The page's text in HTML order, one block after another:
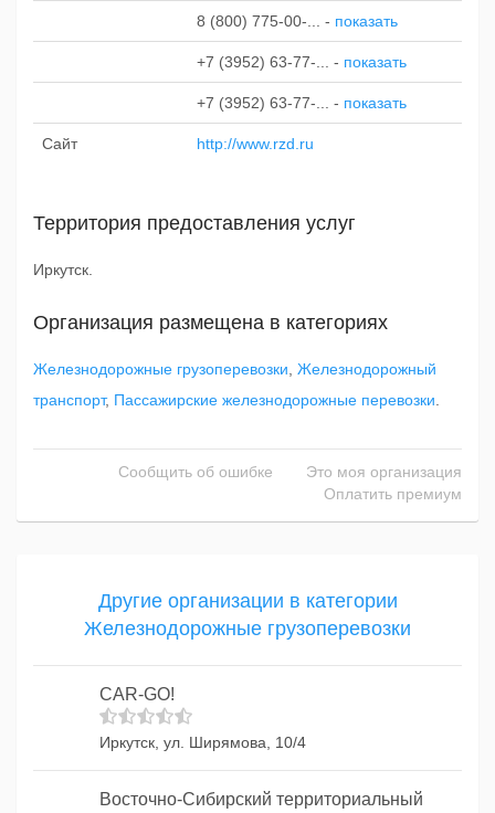
8 (800) 775-00-... - показать
+7 (3952) 63-77-... - показать
+7 (3952) 63-77-... - показать
Сайт http://www.rzd.ru
Территория предоставления услуг
Иркутск.
Организация размещена в категориях
Железнодорожные грузоперевозки Железнодорожный
транспорт, Пассажирские железнодорожные перевозки
Сообщить об ошибке
Это моя организация
Оплатить премиум
Другие организации в категории
Железнодорожные грузоперевозки
CAR-GO!
Иркутск, ул. Ширямова, 10/4
Восточно-Сибирский территориальный